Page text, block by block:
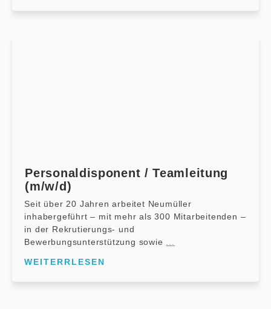
Personaldisponent / Teamleitung
(m/w/d)
Seit über 20 Jahren arbeitet Neumüller
inhabergeführt – mit mehr als 300 Mitarbeitenden –
in der Rekrutierungs- und
Bewerbungsunterstützung sowie
WEITERRLESEN